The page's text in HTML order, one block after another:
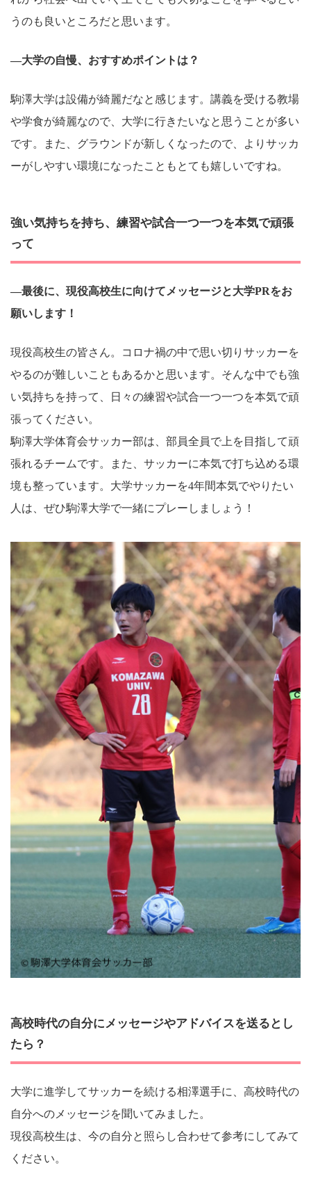
うのも良いところだと思います。
―大学の自慢、おすすめポイントは？
駒澤大学は設備が綺麗だなと感じます。講義を受ける教場
や学食が綺麗なので、大学に行きたいなと思うことが多い
です。また、グラウンドが新しくなったので、よりサッカ
ーがしやすい環境になったこともとても嬉しいですね。
強い気持ちを持ち、練習や試合一つ一つを本気で頑張
って
―最後に、現役高校生に向けてメッセージと大学PRをお
願いします！
現役高校生の皆さん。コロナ禍の中で思い切りサッカーを
やるのが難しいこともあるかと思います。そんな中でも強
い気持ちを持って、日々の練習や試合一つ一つを本気で頑
張ってください。
駒澤大学体育会サッカー部は、部員全員で上を目指して頑
張れるチームです。また、サッカーに本気で打ち込める環
境も整っています。大学サッカーを4年間本気でやりたい
人は、ぜひ駒澤大学で一緒にプレーしましょう！
高校時代の自分にメッセージやアドバイスを送るとし
たら？
大学に進学してサッカーを続ける相澤選手に、高校時代の
自分へのメッセージを聞いてみました。
現役高校生は、今の自分と照らし合わせて参考にしてみて
ください。